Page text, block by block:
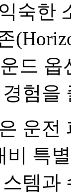
숙한
드
험을
운전
비 특
템과